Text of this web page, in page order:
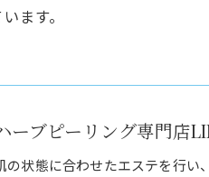
ます。
ーブピーリング専門店
の状態に合わせたエステを行い